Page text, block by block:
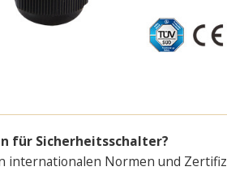
für Sicherheitsschalter?
internationalen Normen und